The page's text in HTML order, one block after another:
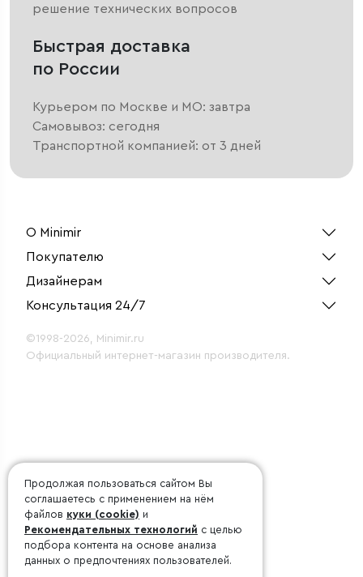
решение технических вопросов
Быстрая доставка
по России
Курьером по Москве и МО: завтра
Самовывоз: сегодня
Транспортной компанией: от 3 дней
О Minimir
Покупателю
Дизайнерам
Консультация 24/7
©1998-2026, Minimir.ru
Официальный интернет-магазин производителя.
Продолжая пользоваться сайтом Вы
соглашаетесь с применением на нём
файлов куки (cookie) и
Рекомендательных технологий с целью
подбора контента на основе анализа
данных о предпочтениях пользователей.